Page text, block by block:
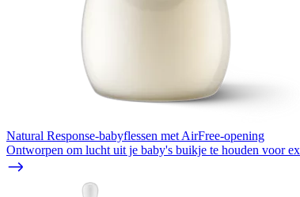
Natural Response-babyflessen met AirFree-opening
Ontworpen om lucht uit je baby's buikje te houden voor